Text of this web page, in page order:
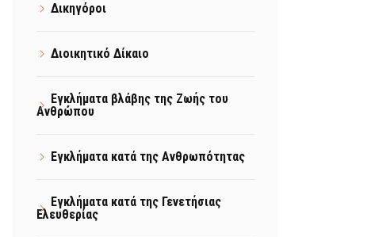
Δικηγόροι
Διοικητικό Δίκαιο
Εγκλήματα βλάβης της Ζωής του
Ανθρώπου
Εγκλήματα κατά της Ανθρωπότητας
Εγκλήματα κατά της Γενετήσιας
Ελευθερίας